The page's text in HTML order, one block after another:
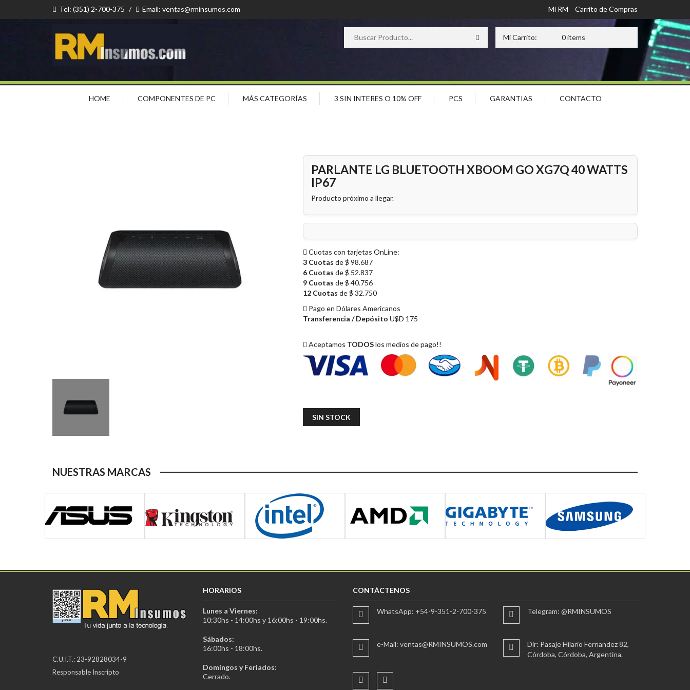
Tel: (351) 2-700-375 / Email: ventas@rminsumos.com Mi RM Carrito de Compras
Mi Carrito: 0 items
HOME COMPONENTES DE PC MÁS CATEGORÍAS 3 SIN INTERES O 10% OFF PCS GARANTIAS CONTACTO
PARLANTE LG BLUETOOTH XBOOM GO XG7Q 40 WATTS
IP67
Producto próximo a llegar.
Cuotas con tarjetas OnLine:
3 Cuotas de $ 98.687
6 Cuotas de $ 52.837
9 Cuotas de $ 40.756
12 Cuotas de $ 32.750
Pago en Dólares Americanos
Transferencia / Depósito U$D 175
Aceptamos TODOSlos medios de pago!!
SIN STOCK
NUESTRAS MARCAS
C.U.I.T.: 23-92828034-9
Responsable Inscripto
HORARIOS
Lunes a Viernes:
10:30hs - 14:00hs y 16:00hs - 19:00hs.
Sábados:
16:00hs - 18:00hs.
Domingos y Feriados:
Cerrado.
CONTÁCTENOS
WhatsApp: +54-9-351-2-700-375
e-Mail: ventas@RMINSUMOS.com
Telegram: @RMINSUMOS
Dir: Pasaje Hilario Fernandez 82,
Córdoba, Córdoba, Argentina.